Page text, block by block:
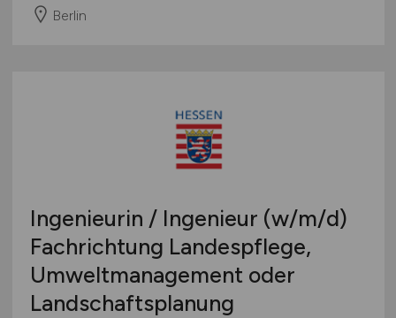
Berlin
Ingenieurin / Ingenieur (w/m/d)
Fachrichtung Landespflege,
Umweltmanagement oder
Landschaftsplanung